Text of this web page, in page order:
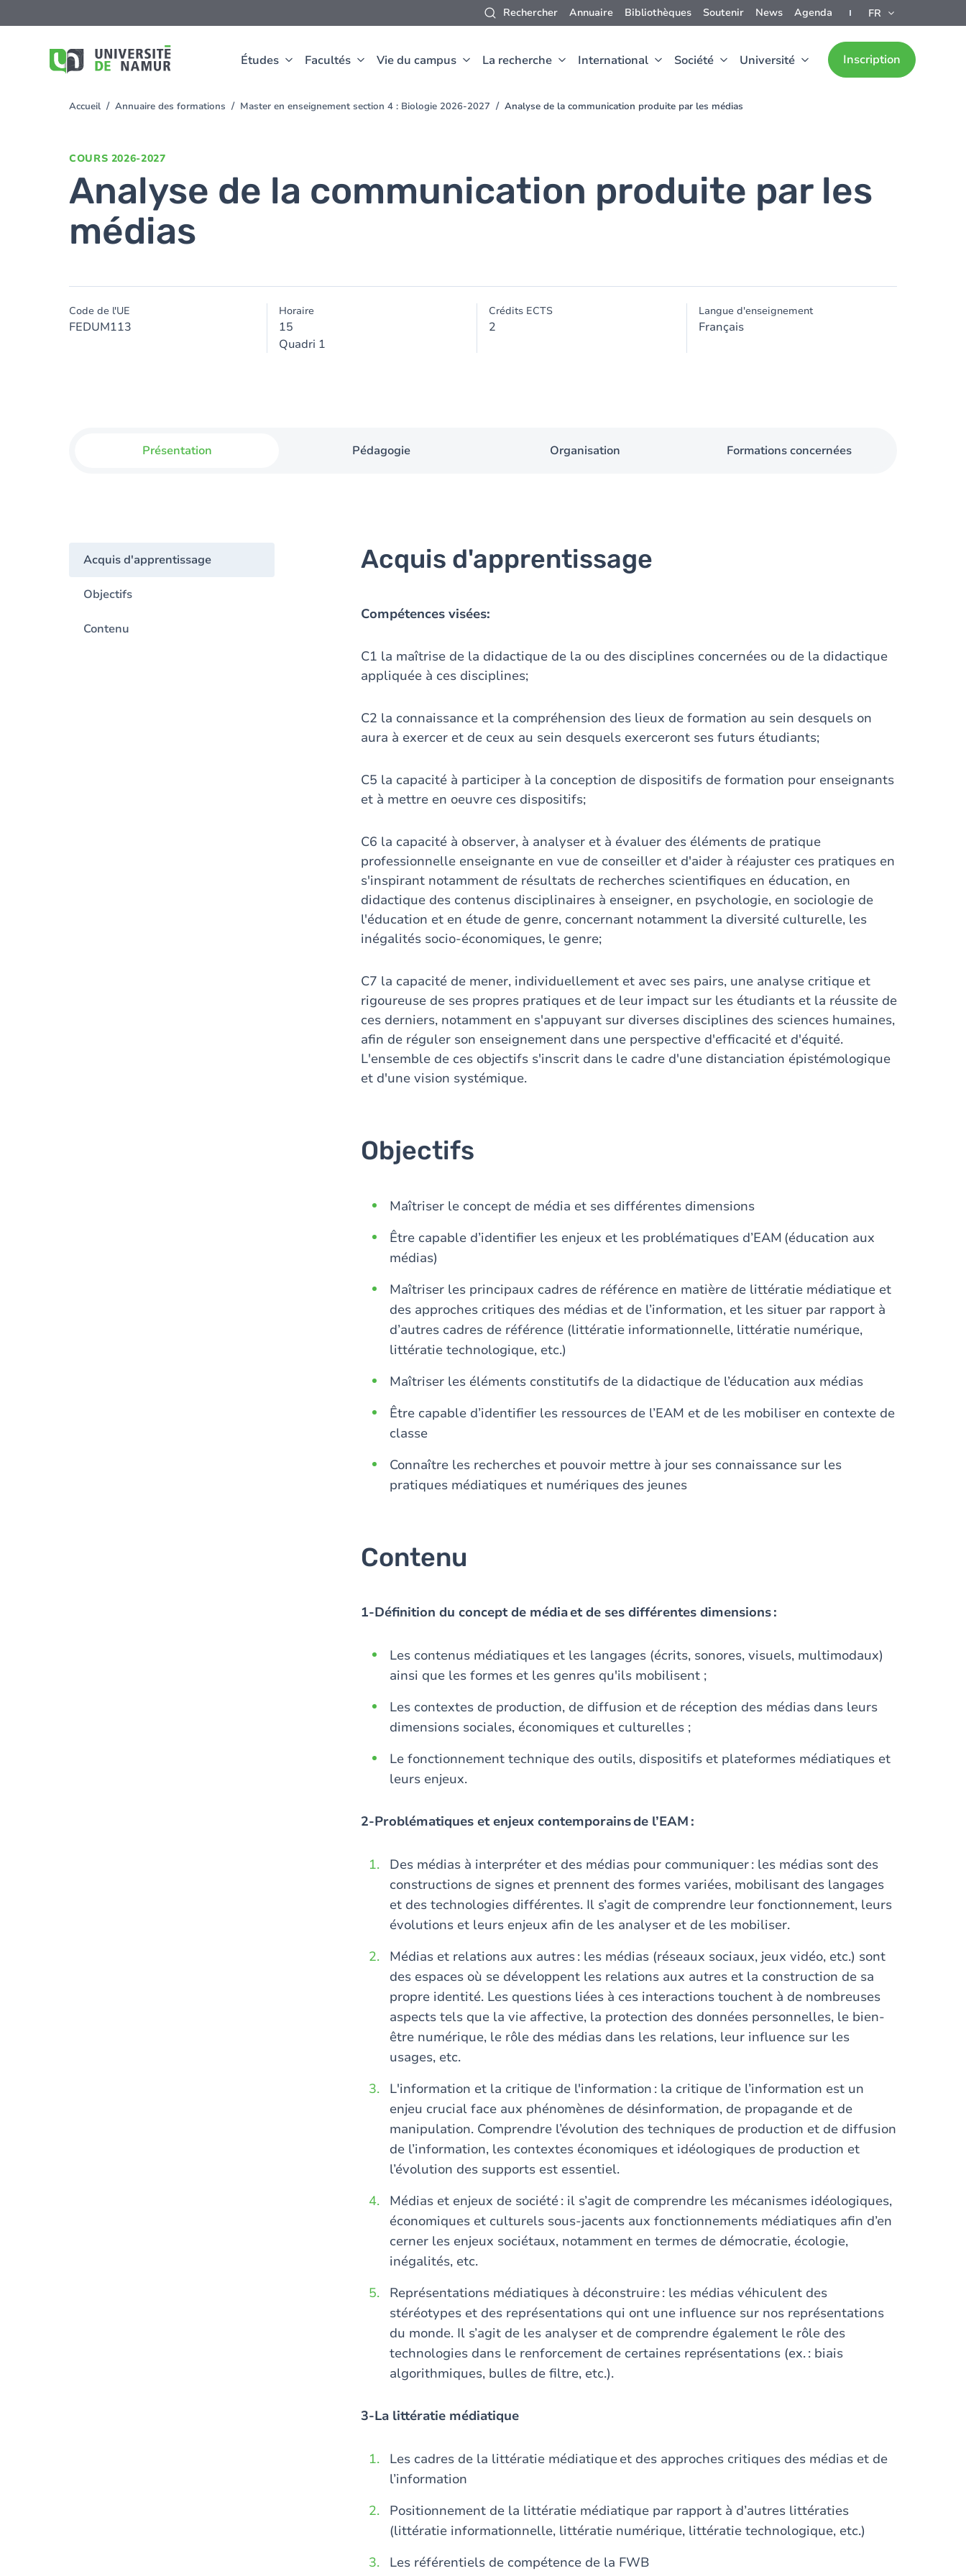
Rechercher Annuaire Bibliothèques Soutenir News Agenda FR
Études Facultés Vie du campus La recherche International Société Université Inscription
au
You
Accueil Annuaire des formations Master en enseignement section 4 : Biologie 2026-2027 Analyse de la communication produite par les médias
COURS 2026-2027
Analyse de la communication produite par les
médias
Code de l'UE
FEDUM113
Horaire
15
Quadri 1
Crédits ECTS
2
Langue d'enseignement
Français
Présentation Pédagogie Organisation Formations concernées
Acquis d'apprentissage
Objectifs
Contenu
Acquis d'apprentissage
Compétences visées:
C1 la maîtrise de la didactique de la ou des disciplines concernées ou de la didactique
appliquée à ces disciplines;
C2 la connaissance et la compréhension des lieux de formation au sein desquels on
aura à exercer et de ceux au sein desquels exerceront ses futurs étudiants;
C5 la capacité à participer à la conception de dispositifs de formation pour enseignants
et à mettre en oeuvre ces dispositifs;
C6 la capacité à observer, à analyser et à évaluer des éléments de pratique
professionnelle enseignante en vue de conseiller et d'aider à réajuster ces pratiques en
s'inspirant notamment de résultats de recherches scientifiques en éducation, en
didactique des contenus disciplinaires à enseigner, en psychologie, en sociologie de
l'éducation et en étude de genre, concernant notamment la diversité culturelle, les
inégalités socio-économiques, le genre;
C7 la capacité de mener, individuellement et avec ses pairs, une analyse critique et
rigoureuse de ses propres pratiques et de leur impact sur les étudiants et la réussite de
ces derniers, notamment en s'appuyant sur diverses disciplines des sciences humaines,
afin de réguler son enseignement dans une perspective d'efficacité et d'équité.
L'ensemble de ces objectifs s'inscrit dans le cadre d'une distanciation épistémologique
et d'une vision systémique.
Objectifs
Maîtriser le concept de média et ses différentes dimensions
Être capable d’identifier les enjeux et les problématiques d’EAM (éducation aux
médias)
Maîtriser les principaux cadres de référence en matière de littératie médiatique et
des approches critiques des médias et de l’information, et les situer par rapport à
d’autres cadres de référence (littératie informationnelle, littératie numérique,
littératie technologique, etc.)
Maîtriser les éléments constitutifs de la didactique de l’éducation aux médias
Être capable d’identifier les ressources de l’EAM et de les mobiliser en contexte de
classe
Connaître les recherches et pouvoir mettre à jour ses connaissance sur les
pratiques médiatiques et numériques des jeunes
Contenu
1-Définition du concept de média et de ses différentes dimensions :
Les contenus médiatiques et les langages (écrits, sonores, visuels, multimodaux)
ainsi que les formes et les genres qu'ils mobilisent ;
Les contextes de production, de diffusion et de réception des médias dans leurs
dimensions sociales, économiques et culturelles ;
Le fonctionnement technique des outils, dispositifs et plateformes médiatiques et
leurs enjeux.
2-Problématiques et enjeux contemporains de l’EAM :
Des médias à interpréter et des médias pour communiquer : les médias sont des
constructions de signes et prennent des formes variées, mobilisant des langages
et des technologies différentes. Il s’agit de comprendre leur fonctionnement, leurs
évolutions et leurs enjeux afin de les analyser et de les mobiliser.
Médias et relations aux autres : les médias (réseaux sociaux, jeux vidéo, etc.) sont
des espaces où se développent les relations aux autres et la construction de sa
propre identité. Les questions liées à ces interactions touchent à de nombreuses
aspects tels que la vie affective, la protection des données personnelles, le bien-
être numérique, le rôle des médias dans les relations, leur influence sur les
usages, etc.
L'information et la critique de l'information : la critique de l’information est un
enjeu crucial face aux phénomènes de désinformation, de propagande et de
manipulation. Comprendre l’évolution des techniques de production et de diffusion
de l’information, les contextes économiques et idéologiques de production et
l’évolution des supports est essentiel.
Médias et enjeux de société : il s’agit de comprendre les mécanismes idéologiques,
économiques et culturels sous-jacents aux fonctionnements médiatiques afin d’en
cerner les enjeux sociétaux, notamment en termes de démocratie, écologie,
inégalités, etc.
Représentations médiatiques à déconstruire : les médias véhiculent des
stéréotypes et des représentations qui ont une influence sur nos représentations
du monde. Il s’agit de les analyser et de comprendre également le rôle des
technologies dans le renforcement de certaines représentations (ex. : biais
algorithmiques, bulles de filtre, etc.).
3-La littératie médiatique
Les cadres de la littératie médiatique et des approches critiques des médias et de
l’information
Positionnement de la littératie médiatique par rapport à d’autres littératies
(littératie informationnelle, littératie numérique, littératie technologique, etc.)
Les référentiels de compétence de la FWB